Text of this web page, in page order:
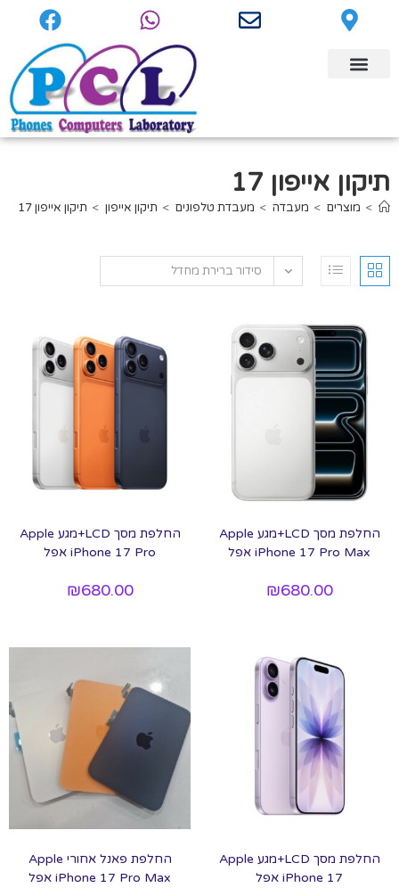
תיקון אייפון 17
> מוצרים > מעבדה > מעבדת טלפונים > תיקון אייפון > תיקון אייפון 17
סידור ברירת מחדל
החלפת מסך LCD+מגע Apple
iPhone 17 Pro Max אפל
₪680.00
החלפת מסך LCD+מגע Apple
iPhone 17 Pro אפל
₪680.00
החלפת מסך LCD+מגע Apple
iPhone 17 אפל
החלפת פאנל אחורי Apple
iPhone 17 Pro Max אפל